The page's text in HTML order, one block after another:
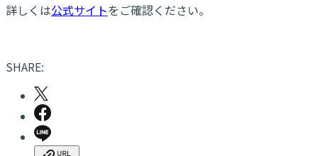
詳しくは公式サイトをご確認ください。
SHARE: